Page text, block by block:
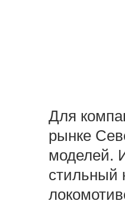
Для
рынке
моделей.
стильный